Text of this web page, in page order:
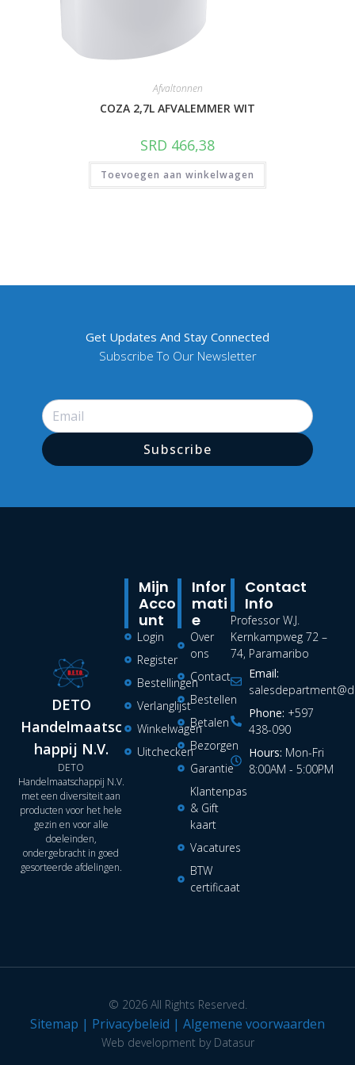
Afvaltonnen
COZA 2,7L AFVALEMMER WIT
SRD 466,38
Toevoegen aan winkelwagen
Get Updates And Stay Connected
Subscribe To Our Newsletter
Subscribe
DETO
Handelmaatsc
happij N.V.
DETO
Handelmaatschappij N.V.
met een diversiteit aan
producten voor het hele
gezin en voor alle
doeleinden,
ondergebracht in goed
gesorteerde afdelingen.
Infor
Mati
E
Over
ons
Contact
Bestellen
Betalen
Bezorgen
Garantie
Klantenpas
& Gift
kaart
Vacatures
BTW
certificaat
Mijn
Acco
Unt
Login
Register
Bestellingen
Verlanglijst
Winkelwagen
Uitchecken
Contact
Info
Professor W.J.
Kernkampweg 72 –
74, Paramaribo
Email:
Phone: +597
438-090
Hours: Mon-Fri
8:00AM - 5:00PM
© 2026 All Rights Reserved.
Sitemap | Privacybeleid | Algemene voorwaarden
Web development by Datasur